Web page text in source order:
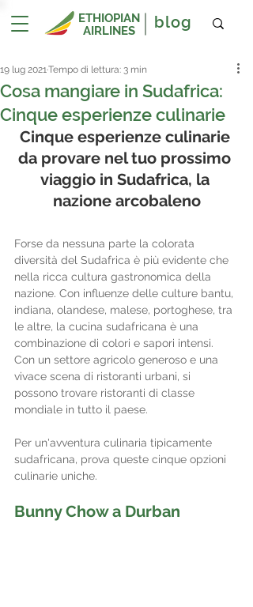
blog
ETHIOPIAN
AIRLINES
Cosa mangiare in Sudafrica:
Cinque esperienze culinarie
19 lug 2021Tempo di lettura: 3 min
Cinque esperienze culinarie
da provare nel tuo prossimo
viaggio in Sudafrica, la
nazione arcobaleno
Forse da nessuna parte la colorata
diversità del Sudafrica è più evidente che
nella ricca cultura gastronomica della
nazione. Con influenze delle culture bantu,
indiana, olandese, malese, portoghese, tra
le altre, la cucina sudafricana è una
combinazione di colori e sapori intensi.
Con un settore agricolo generoso e una
vivace scena di ristoranti urbani, si
possono trovare ristoranti di classe
mondiale in tutto il paese.
Per un'avventura culinaria tipicamente
sudafricana, prova queste cinque opzioni
culinarie uniche.
Bunny Chow a Durban